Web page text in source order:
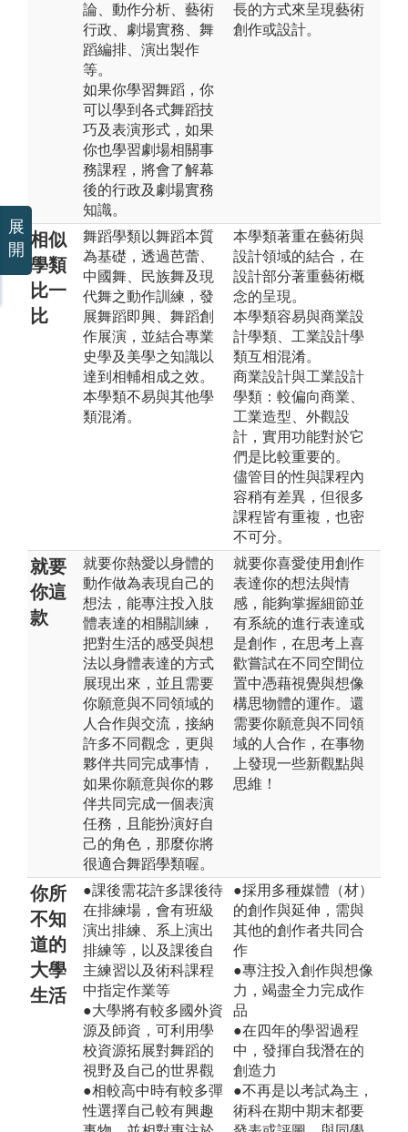
論、動作分析、藝術
行政、劇場實務、舞
蹈編排、演出製作
等。
如果你學習舞蹈，你
可以學到各式舞蹈技
巧及表演形式，如果
你也學習劇場相關事
務課程，將會了解幕
後的行政及劇場實務
知識。
長的方式來呈現藝術
創作或設計。
相似
學類
比一
比
舞蹈學類以舞蹈本質
為基礎，透過芭蕾、
中國舞、民族舞及現
代舞之動作訓練，發
展舞蹈即興、舞蹈創
作展演，並結合專業
史學及美學之知識以
達到相輔相成之效。
本學類不易與其他學
類混淆。
本學類著重在藝術與
設計領域的結合，在
設計部分著重藝術概
念的呈現。
本學類容易與商業設
計學類、工業設計學
類互相混淆。
商業設計與工業設計
學類：較偏向商業、
工業造型、外觀設
計，實用功能對於它
們是比較重要的。
儘管目的性與課程內
容稍有差異，但很多
課程皆有重複，也密
不可分。
就要
你這
款
就要你熱愛以身體的
動作做為表現自己的
想法，能專注投入肢
體表達的相關訓練，
把對生活的感受與想
法以身體表達的方式
展現出來，並且需要
你願意與不同領域的
人合作與交流，接納
許多不同觀念，更與
夥伴共同完成事情，
如果你願意與你的夥
伴共同完成一個表演
任務，且能扮演好自
己的角色，那麼你將
很適合舞蹈學類喔。
就要你喜愛使用創作
表達你的想法與情
感，能夠掌握細節並
有系統的進行表達或
是創作，在思考上喜
歡嘗試在不同空間位
置中憑藉視覺與想像
構思物體的運作。還
需要你願意與不同領
域的人合作，在事物
上發現一些新觀點與
思維！
你所
不知
道的
大學
生活
●課後需花許多課後待
在排練場，會有班級
演出排練、系上演出
排練等，以及課後自
主練習以及術科課程
中指定作業等
●大學將有較多國外資
源及師資，可利用學
校資源拓展對舞蹈的
視野及自己的世界觀
●相較高中時有較多彈
性選擇自己較有興趣
●採用多種媒體（材）
的創作與延伸，需與
其他的創作者共同合
作
●專注投入創作與想像
力，竭盡全力完成作
品
●在四年的學習過程
中，發揮自我潛在的
創造力
●不再是以考試為主，
術科在期中期末都要
展
開